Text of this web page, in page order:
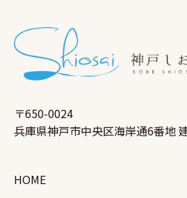
〒650-0024
兵庫県神戸市中央区海岸通6番地
HOME